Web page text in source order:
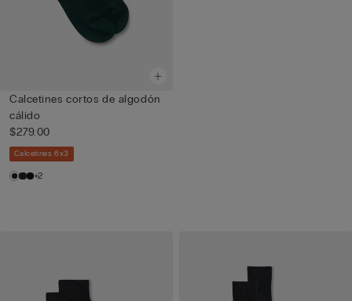
Calcetines cortos de algodón
cálido
$279.00
Calcetines 6x3
+2